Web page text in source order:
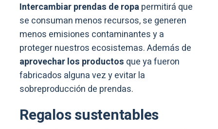
Intercambiar prendas de ropapermitirá que
se consuman menos recursos, se generen
menos emisiones contaminantes y a
proteger nuestros ecosistemas. Además de
aprovechar los productos que ya fueron
fabricados alguna vez y evitar la
sobreproducción de prendas.
Regalos sustentables